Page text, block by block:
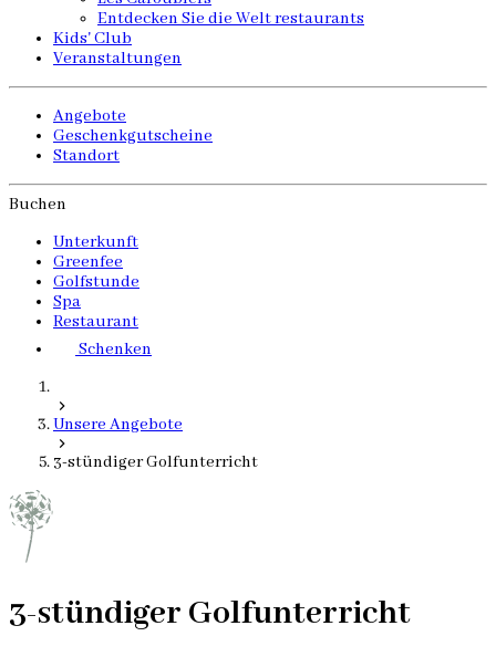
Entdecken Sie die Welt restaurants
Kids' Club
Veranstaltungen
Angebote
Geschenkgutscheine
Standort
Buchen
Unterkunft
Greenfee
Golfstunde
Spa
Restaurant
Schenken
Unsere Angebote
3-stündiger Golfunterricht
3-stündiger Golfunterricht